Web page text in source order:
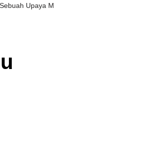
Upaya Meremajakan Pendidikan